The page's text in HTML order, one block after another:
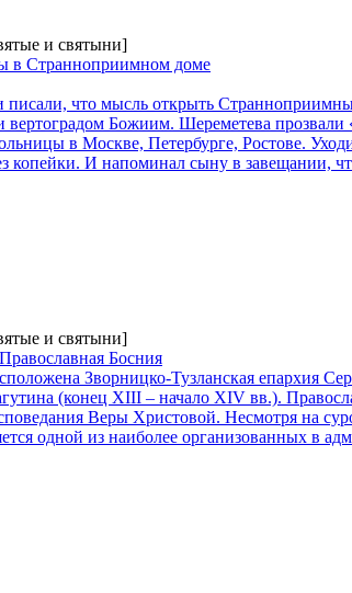
и святыни]
в Странноприимном доме
что мысль открыть
вертоградом Божиим. Шереметева
в Москве, Петербурге, Ростове.
копейки. И напоминал сыну в завещании,
и святыни]
Босния
Зворницко-Тузланская епархия
(конец XIII – начало XIV вв.).
Веры Христовой. Несмотря на
одной из наиболее организованных в